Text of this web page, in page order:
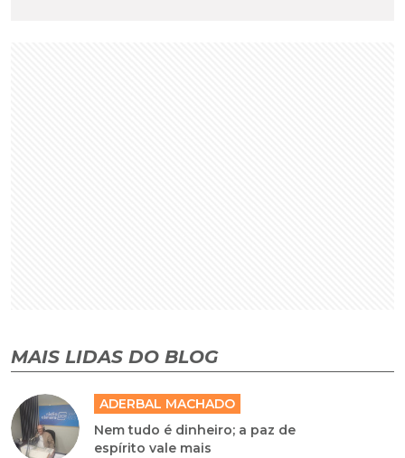
MAIS LIDAS DO BLOG
ADERBAL MACHADO
Nem tudo é dinheiro; a paz de
espírito vale mais